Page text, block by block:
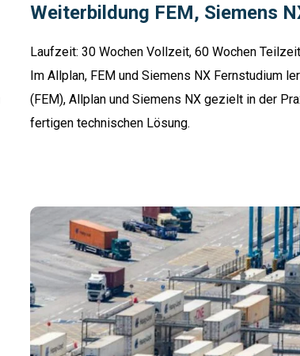
Weiterbildung FEM, Siemens
Laufzeit: 30 Wochen Vollzeit, 60 Wochen Teilzeit
Im Allplan, FEM und Siemens NX Fernstudium
(FEM), Allplan und Siemens NX gezielt in der
fertigen technischen Lösung.